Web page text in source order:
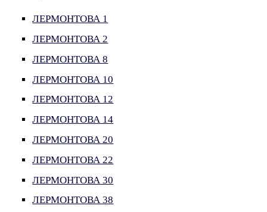
ЛЕРМОНТОВА 1
ЛЕРМОНТОВА 2
ЛЕРМОНТОВА 8
ЛЕРМОНТОВА 10
ЛЕРМОНТОВА 12
ЛЕРМОНТОВА 14
ЛЕРМОНТОВА 20
ЛЕРМОНТОВА 22
ЛЕРМОНТОВА 30
ЛЕРМОНТОВА 38